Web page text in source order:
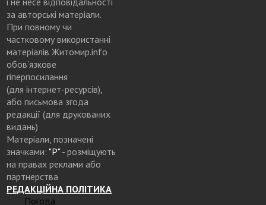
за авторські матеріали.
При повному чи
частковому використанні
матеріалів Житомир.info
обов’язкове
гіперпосилання
(для інтернет-ресурсів),
або письмова згода
редакції (для друкованих
видань)
Матеріали, позначені
значками: "Р"- розміщують
на правах реклами або
партнерства
РЕДАКЦІЙНА ПОЛІТИКА
Погода